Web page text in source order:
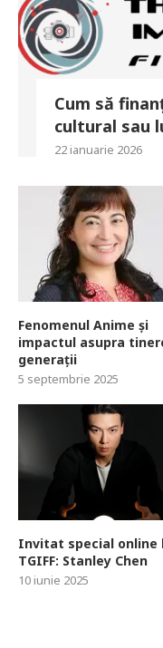
Cum să
cultural sau
22 ianuarie 2026
Fenomenul Anime și
impactul asupra
generații
5 septembrie 2025
Invitat special online
TGIFF: Stanley Chen
10 iunie 2025